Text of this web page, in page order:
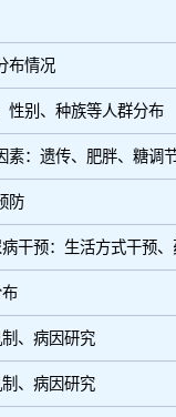
布情况
性别、种族等人群分布
素：遗传、肥胖、糖调
防
干预：生活方式干预
、病因研究
、病因研究